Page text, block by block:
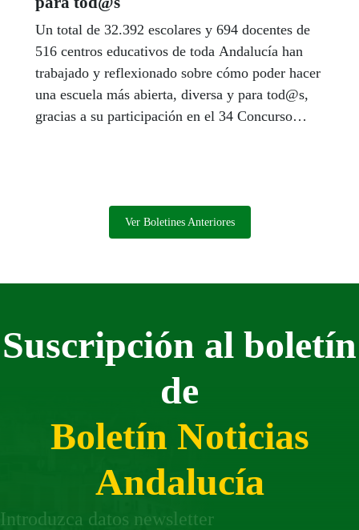
Un total de 32.392 escolares y 694 docentes de
516 centros educativos de toda Andalucía han
trabajado y reflexionado sobre cómo poder hacer
una escuela más abierta, diversa y para tod@s,
gracias a su participación en el 34 Concurso
educativos. Todos han presentado carteles o
“cortos” audiovisuales en los que reflejan cómo
Ver Boletines Anteriores
Suscripción al boletín
de
Boletín Noticias
Andalucía
Introduzca datos newsletter